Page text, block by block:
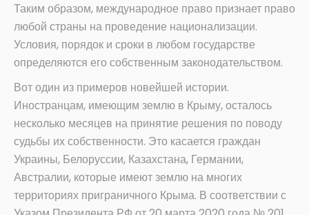
Таким образом, международное право признает право
любой страны на проведение национализации.
Условия, порядок и сроки в любом государстве
определяются его собственным законодательством.
Вот один из примеров новейшей истории.
Иностранцам, имеющим землю в Крыму, осталось
несколько месяцев на принятие решения по поводу
судьбы их собственности. Это касается граждан
Украины, Белоруссии, Казахстана, Германии,
Австралии, которые имеют землю на многих
территориях приграничного Крыма. В соответствии с